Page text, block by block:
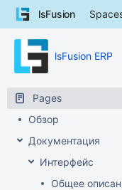
Skip
breadcrumbs
Skip
header
lsFusion
lsFusion ERP
Pages
Обзор
Документация
Интерфейс
Общее